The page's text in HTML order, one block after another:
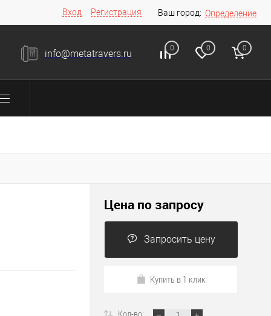
Вход Регистрация Ваш город: Определение
info@metatravers.ru 0 0 0
Цена по запросу
Запросить цену
Купить в 1 клик
Кол-во: